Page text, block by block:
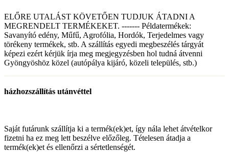
ELŐRE UTALÁST KÖVETŐEN TUDJUK ÁTADNI A
MEGRENDELT TERMÉKEKET. ------- Példatermékek:
Savanyító edény, Műfű, Agrofólia, Hordók, Terjedelmes vagy
törékeny termékek, stb. A szállítás egyedi megbeszélés tárgyát
képezi ezért kérjük írja meg megjegyzésben hol tudná átvenni
Gyöngyöshöz közel (autópálya kijáró, közeli település, stb.)
házhozszállítás utánvéttel
Saját futárunk szállítja ki a termék(ek)et, így nála lehet átvételkor
fizetni ha ez meg lett beszélve előzőleg. Tételesen átadja a
termék(ek)et és ellenőrzi a sértetlenségét.